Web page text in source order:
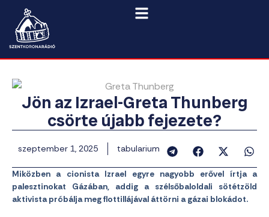
Jön az Izrael-Greta Thunberg
csörte újabb fejezete?
szeptember 1, 2025 tabularium
Miközben a cionista Izrael egyre nagyobb erővel írtja a
palesztinokat Gázában, addig a szélsőbaloldali sötétzöld
aktivista próbálja meg flottillájával áttörni a gázai blokádot.